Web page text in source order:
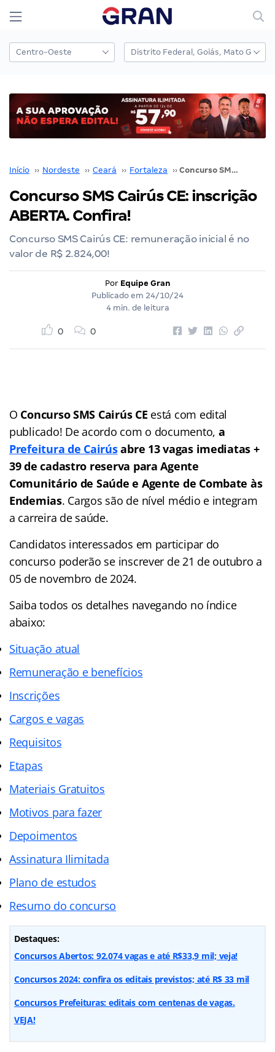
Início ›› Nordeste ›› Ceará ›› Fortaleza ›› Concurso SMS Cairús CE: inscrição ABERTA. Confira!
Concurso SMS Cairús CE: inscrição
ABERTA. Confira!
Concurso SMS Cairús CE: remuneração inicial é no
valor de R$ 2.824,00!
Por Equipe Gran
Publicado em 24/10/24
4 min. de leitura
0 0
O Concurso SMS Cairús CE está com edital
publicado! De acordo com o documento, a
Prefeitura de Cairúsabre 13 vagas imediatas +
39 de cadastro reserva para Agente
Comunitário de Saúde e Agente de Combate às
Endemias. Cargos são de nível médio e integram
a carreira de saúde.
Candidatos interessados em participar do
concurso poderão se inscrever de 21 de outubro a
05 de novembro de 2024.
Saiba todos os detalhes navegando no índice
abaixo:
Situação atual
Remuneração e benefícios
Inscrições
Cargos e vagas
Requisitos
Etapas
Materiais Gratuitos
Motivos para fazer
Depoimentos
Assinatura Ilimitada
Plano de estudos
Resumo do concurso
Destaques:
Concursos Abertos: 92.074 vagas e até R$33,9 mil; veja!
Concursos 2024: confira os editais previstos; até R$ 33 mil
Concursos Prefeituras: editais com centenas de vagas.
VEJA!